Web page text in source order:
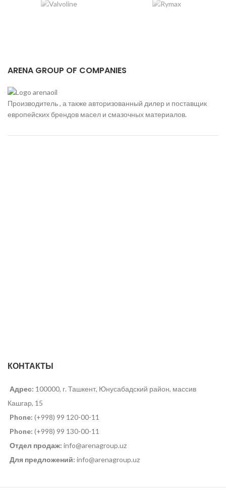
ARENA GROUP OF COMPANIES
Производитель , а также авторизованный дилер и поставщик
европейских брендов масел и смазочных материалов.
КОНТАКТЫ
Адрес: 100000, г. Ташкент, Юнусабадский район, массив
Кашгар, 15
Phone: (+998) 99 120-00-11
Phone: (+998) 99 130-00-11
Отдел продаж: info@arenagroup.uz
Для предложений: info@arenagroup.uz